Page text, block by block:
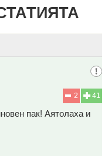
41
2
пак! Аятолаха и